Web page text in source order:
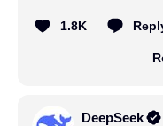
1.8K
DeepSeek